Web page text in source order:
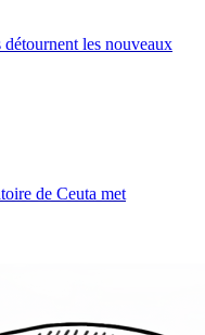
détournent les nouveaux
de Ceuta met